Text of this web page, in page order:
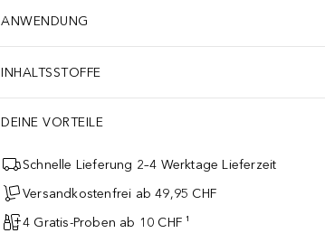
ANWENDUNG
INHALTSSTOFFE
DEINE VORTEILE
Schnelle Lieferung 2–4 Werktage Lieferzeit
Versandkostenfrei ab 49,95 CHF
4 Gratis-Proben ab 10 CHF ¹